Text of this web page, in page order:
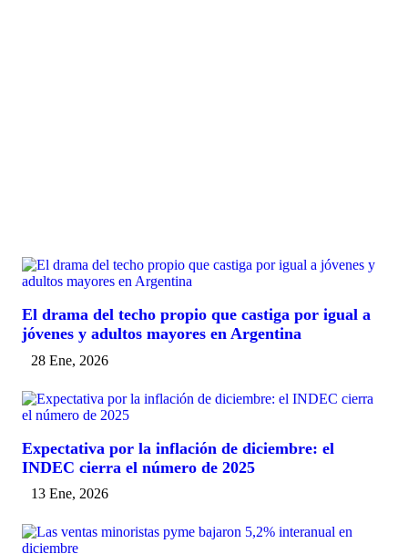
El drama del techo propio que castiga por igual a
jóvenes y adultos mayores en Argentina
28 Ene, 2026
Expectativa por la inflación de diciembre: el
INDEC cierra el número de 2025
13 Ene, 2026